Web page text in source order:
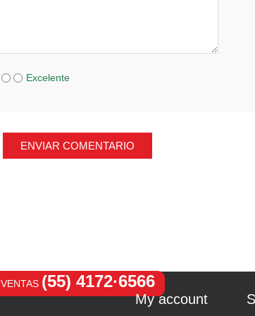
Excelente
ENVIAR COMENTARIO
VENTAS (55) 4172·6566
My account